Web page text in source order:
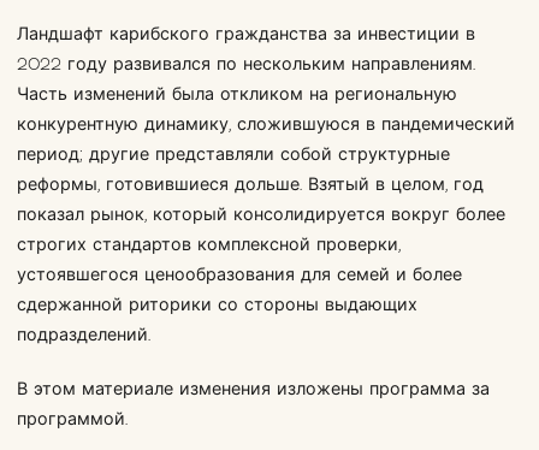
Ландшафт карибского гражданства за инвестиции в
2022 году развивался по нескольким направлениям.
Часть изменений была откликом на региональную
конкурентную динамику, сложившуюся в пандемический
период; другие представляли собой структурные
реформы, готовившиеся дольше. Взятый в целом, год
показал рынок, который консолидируется вокруг более
строгих стандартов комплексной проверки,
устоявшегося ценообразования для семей и более
сдержанной риторики со стороны выдающих
подразделений.
В этом материале изменения изложены программа за
программой.